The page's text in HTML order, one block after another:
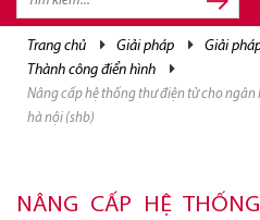
trang chủ giải pháp
giải
thành công điển hình
nâng cấp hệ thống thư điện tử cho ngân hàng thương mại cổ phần sài gòn -
hà nội (shb)
NÂNG CẤP HỆ
GIẢI PHÁP
DỊCH VỤ
CƠ HỘI NGHỀ NGHIỆP